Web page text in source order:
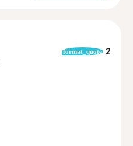
format_quote 2